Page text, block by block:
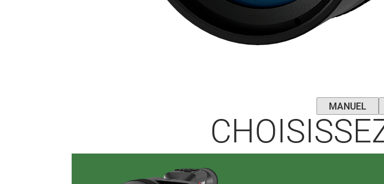
MANUEL